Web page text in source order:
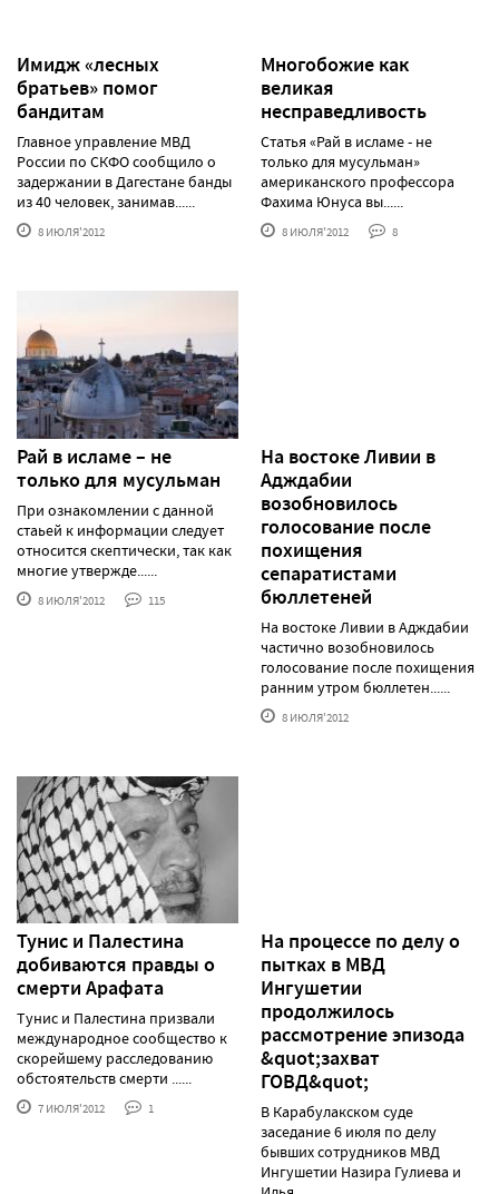
Имидж «лесных
братьев» помог
бандитам
Главное управление МВД
России по СКФО сообщило о
задержании в Дагестане банды
из 40 человек, занимав......
8 ИЮЛЯ'2012
Многобожие как
великая
несправедливость
Статья «Рай в исламе - не
только для мусульман»
американского профессора
Фахима Юнуса вы......
8 ИЮЛЯ'2012 8
Рай в исламе – не
только для мусульман
При ознакомлении с данной
стаьей к информации следует
относится скептически, так как
многие утвержде......
8 ИЮЛЯ'2012 115
На востоке Ливии в
Адждабии
возобновилось
голосование после
похищения
сепаратистами
бюллетеней
На востоке Ливии в Адждабии
частично возобновилось
голосование после похищения
ранним утром бюллетен......
8 ИЮЛЯ'2012
Тунис и Палестина
добиваются правды о
смерти Арафата
Тунис и Палестина призвали
международное сообщество к
скорейшему расследованию
обстоятельств смерти ......
7 ИЮЛЯ'2012 1
На процессе по делу о
пытках в МВД
Ингушетии
продолжилось
рассмотрение эпизода
&quot;захват
ГОВД&quot;
В Карабулакском суде
заседание 6 июля по делу
бывших сотрудников МВД
Ингушетии Назира Гулиева и